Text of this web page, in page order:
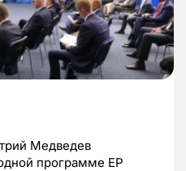
Медведев
программе ЕР